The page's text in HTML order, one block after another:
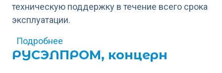
техническую поддержку в течение всего срока
эксплуатации.
Подробнее
РУСЭЛПРОМ, концерн